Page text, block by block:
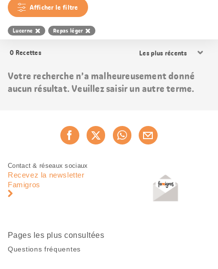
Afficher le filtre
Lucerne Repas léger
0 Recettes
les
Votre recherche n’a malheureusement donné
aucun résultat. Veuillez saisir un autre terme.
Recommander maintenant
Pied
page
Navigation
pied
Contact & réseaux sociaux
Recevez la newsletter
Famigros
Pages les plus consultées
Questions fréquentes